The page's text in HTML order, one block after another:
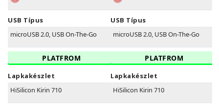
USB Típus
microUSB 2.0, USB On-The-Go
PLATFROM
Lapkakészlet
HiSilicon Kirin 710
USB Típus
microUSB 2.0, USB On-The-Go
PLATFROM
Lapkakészlet
HiSilicon Kirin 710